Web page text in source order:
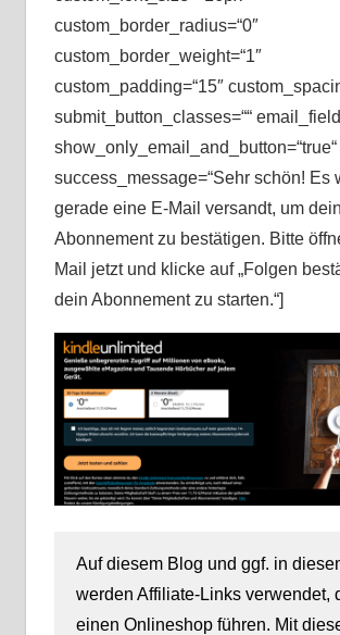
custom_border_radius=“0″
custom_border_weight=“1″
custom_padding=“15″
submit_button_classes=““
show_only_email_and_button=“true“
success_message=“Sehr schön! Es
gerade eine E-Mail versandt, um dein
Abonnement zu bestätigen. Bitte
Mail jetzt und klicke auf „Folgen
dein Abonnement zu starten.“]
Auf diesem Blog und ggf. in
werden Affiliate-Links verwendet,
einen Onlineshop führen. Mit